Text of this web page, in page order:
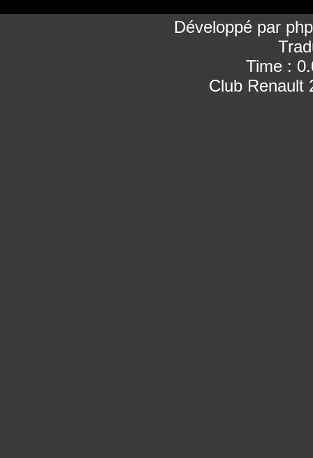
Développé par
Time :
Club Renault